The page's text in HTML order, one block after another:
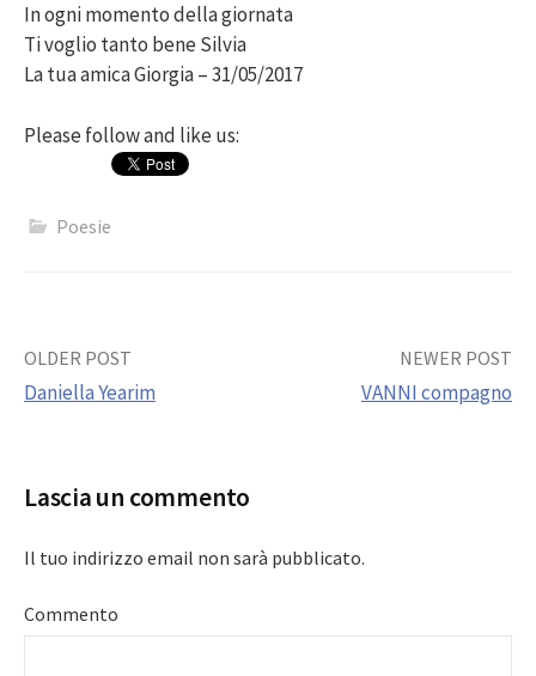
In ogni momento della giornata
Ti voglio tanto bene Silvia
La tua amica Giorgia – 31/05/2017
Please follow and like us:
Poesie
Post
OLDER POST
Daniella Yearim
NEWER POST
VANNI compagno
Lascia un commento
Il tuo indirizzo email non sarà pubblicato.
Commento